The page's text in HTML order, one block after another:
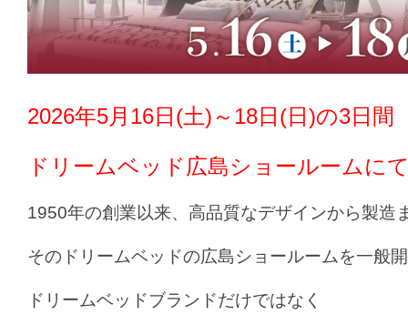
2026年5月16日(土)～18日(日)の3日間
ドリームベッド広島ショールームに
1950年の創業以来、高品質なデザインから製造
そのドリームベッドの広島ショールームを一般
ドリームベッドブランドだけではなく